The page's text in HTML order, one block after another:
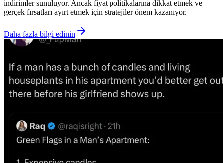
indirimler sunuluyor. Ancak fiyat politikalarına dikkat etmek ve
gerçek fırsatları ayırt etmek için stratejiler önem kazanıyor.
Daha fazla bilgi edinin